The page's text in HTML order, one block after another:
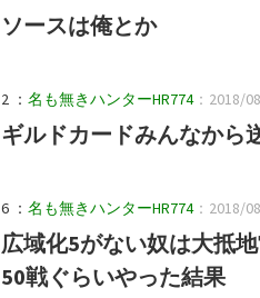
ソースは俺とか
2 ： 名も無きハンターHR774：2018/
ギルドカードみんなから
6 ： 名も無きハンターHR774：2018/
広域化5がない奴は大抵
50戦ぐらいやった結果